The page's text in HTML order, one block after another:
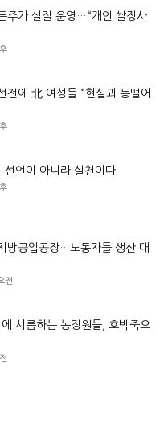
주가 실질 운영…“개인 쌀장사
전에 北 여성들 “현실과 동떨어
선언이 아니라 실천이다
방공업공장…노동자들 생산 대
전
에 시름하는 농장원들, 호박죽으